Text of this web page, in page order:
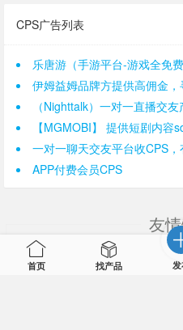
CPS广告列表
乐唐游（手游平台-游戏全免费 广告
伊姆益姆品牌方提供高佣金，寻找企业
（Nighttalk）一对一直播交友
【MGMOBI】 提供短剧内容sdk，专属短剧
一对一聊天交友平台收CPS
APP付费会员CPS
友
APP推广 app推广
首页 找产品